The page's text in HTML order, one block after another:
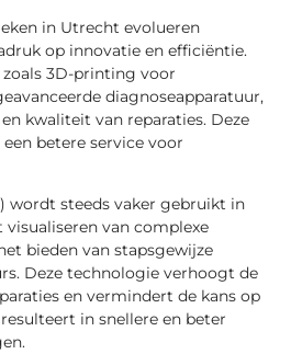
in Utrecht evolueren
op innovatie en efficiëntie.
3D-printing voor
diagnoseapparatuur,
kwaliteit van reparaties. Deze
betere service voor
wordt steeds vaker gebruikt in
van complexe
bieden van stapsgewijze
Deze technologie verhoogt de
en vermindert de kans op
in snellere en beter